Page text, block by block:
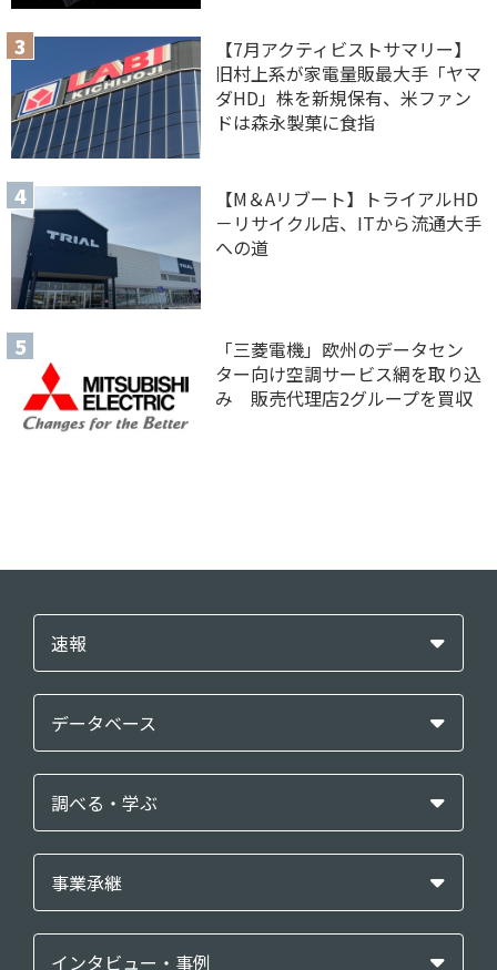
【7月アクティビストサマリー】
旧村上系が家電量販最大手「ヤマ
ダHD」株を新規保有、米ファン
ドは森永製菓に食指
【M＆Aリブート】トライアルHD
－リサイクル店、ITから流通大手
への道
「三菱電機」欧州のデータセン
ター向け空調サービス網を取り込
み 販売代理店2グループを買収
速報
データベース
調べる・学ぶ
事業承継
インタビュー・事例